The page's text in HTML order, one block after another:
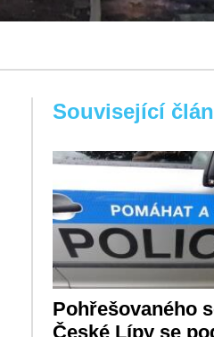
Související
Pohřešovaného
České Lípy se